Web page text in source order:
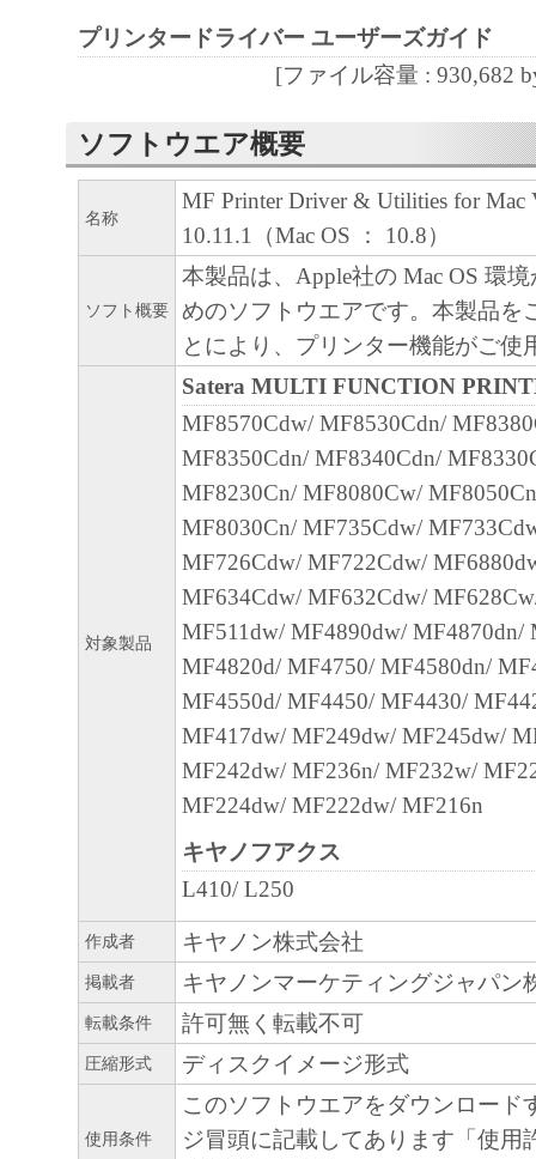
くは貸与その他の方法により、第三者に「
ア」を使用させることはできません。
(2) お客様は、「本ソフトウェア」の全部
正、改変、逆コンパイル、逆アセンブル、
エンジニアリング等することはできません
このような行為をさせてはなりません。
３．著作権表示
お客様は、「本ソフトウェア」に含まれる
キヤノンのライセンサーの著作権表示を変
しくは削除してはなりません。
４．所有権
「本ソフトウェア」に係る権原および所有
によりキヤノンまたはキヤノンのライセン
お客様は、日本国政府または関連する外国
許可等を得ることなしに、「本ソフトウェ
は一部を、直接または間接に輸出してはな
６．サポートおよびアップデート
キヤノン、キヤノンの子会社、関係会社、
理店および販売店、並びにキヤノンのライ
客様による「本ソフトウェア」の使用を支
正あるいはサポートを行うことについて、
負うものではありません。
７．保証の否認・免責
(1) 「本ソフトウェア」は、『現状のまま
諾されます。キヤノン、キヤノンのライセ
ンの子会社、キヤノンの関連会社、それら
プリンタードライバー ユーザーズガイド
[ファイル容量 : 930,682
ソフトウエア概要
名称
MF Printer Driver & Utilities for Mac
10.11.1（Mac OS ： 10.8）
ソフト概要
本製品は、Apple社の Mac OS 環
めのソフトウエアです。本製品を
とにより、プリンター機能がご使
対象製品
Satera MULTI FUNCTION
MF8570Cdw/ MF8530Cdn/
MF8350Cdn/ MF8340Cdn/
MF8230Cn/ MF8080Cw/
MF8030Cn/ MF735Cdw/
MF726Cdw/ MF722Cdw/
MF634Cdw/ MF632Cdw/
MF511dw/ MF4890dw/ MF4870dn/
MF4820d/ MF4750/ MF4580dn/
MF4550d/ MF4450/ MF4430/
MF417dw/ MF249dw/ MF245dw/
MF242dw/ MF236n/ MF232w/
MF224dw/ MF222dw/ MF216n
キヤノフアクス
L410/ L250
作成者 キヤノン株式会社
掲載者 キヤノンマーケティングジャパン
転載条件 許可無く転載不可
圧縮形式 ディスクイメージ形式
使用条件
このソフトウエアをダウンロード
ジ冒頭に記載してあります「使用